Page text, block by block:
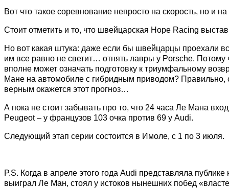
Вот что такое соревнование непросто на скорость, но и
Стоит отметить и то, что швейцарская Hope Racing
Но вот какая штука: даже если бы швейцарцы проехали
им все равно не светит… отнять лавры у Porsche. Потому
вполне может означать подготовку к триумфальному
Мане на автомобиле с гибридным приводом? Правильно,
верным окажется этот прогноз…
А пока не стоит забывать про то, что 24 часа Ле Мана
Peugeot – у французов 103 очка против 69 у Audi.
Следующий этап серии состоится в Имоле, с 1 по 3 июля.
P.S. Когда в апреле этого года Audi представляла
выиграл Ле Ман, стоял у истоков нынешних побед